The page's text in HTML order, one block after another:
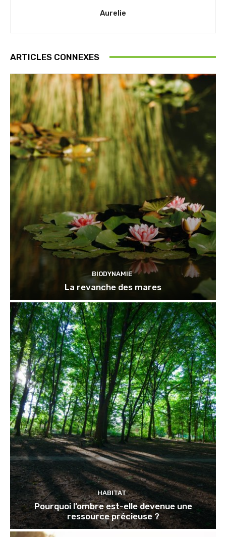
Aurelie
ARTICLES CONNEXES
BIODYNAMIE
La revanche des mares
HABITAT
Pourquoi l’ombre est-elle devenue une
ressource précieuse ?